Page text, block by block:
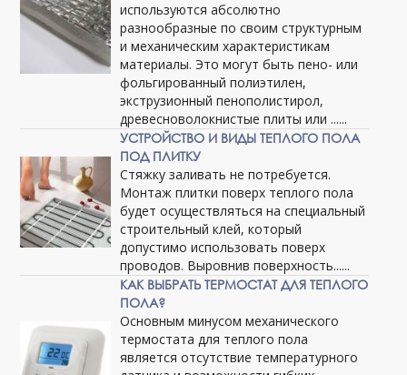
используются абсолютно
разнообразные по своим структурным
и механическим характеристикам
материалы. Это могут быть пено- или
фольгированный полиэтилен,
экструзионный пенополистирол,
древесноволокнистые плиты или ......
УСТРОЙСТВО И ВИДЫ ТЕПЛОГО ПОЛА
ПОД ПЛИТКУ
Стяжку заливать не потребуется.
Монтаж плитки поверх теплого пола
будет осуществляться на специальный
строительный клей, который
допустимо использовать поверх
проводов. Выровнив поверхность......
КАК ВЫБРАТЬ ТЕРМОСТАТ ДЛЯ ТЕПЛОГО
ПОЛА?
Основным минусом механического
термостата для теплого пола
является отсутствие температурного